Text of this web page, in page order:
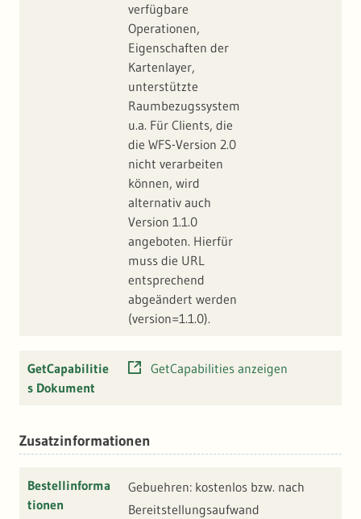
verfügbare
Operationen,
Eigenschaften der
Kartenlayer,
unterstützte
Raumbezugssystem
u.a. Für Clients, die
die WFS-Version 2.0
nicht verarbeiten
können, wird
alternativ auch
Version 1.1.0
angeboten. Hierfür
muss die URL
entsprechend
abgeändert werden
(version=1.1.0).
GetCapabilitie
s Dokument
GetCapabilities anzeigen
Zusatzinformationen
Bestellinforma
tionen
Gebuehren: kostenlos bzw. nach
Bereitstellungsaufwand